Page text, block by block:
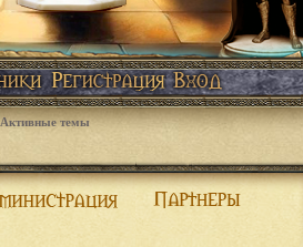
Активные темы